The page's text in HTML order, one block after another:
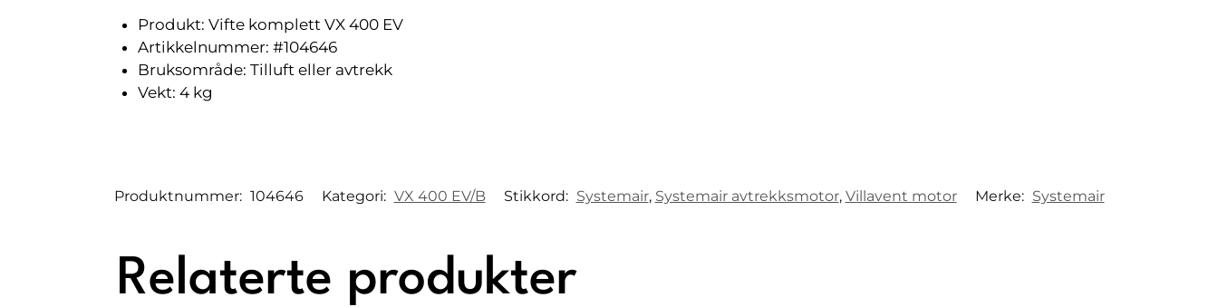
Produkt: Vifte komplett VX 400 EV
Artikkelnummer: #104646
Bruksområde: Tilluft eller avtrekk
Vekt: 4 kg
Produktnummer: 104646 Kategori: VX 400 EV/B Stikkord: Systemair, Systemair avtrekksmotor, Villavent motor Merke: Systemair
Relaterte produkter